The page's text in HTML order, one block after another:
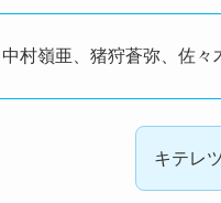
村嶺亜、猪狩蒼弥、佐々
キテレ